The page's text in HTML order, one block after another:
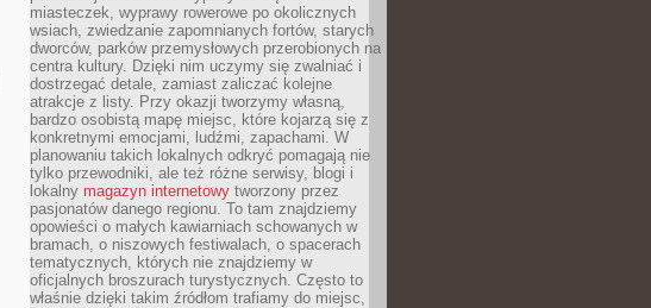
miasteczek, wyprawy rowerowe po okolicznych
wsiach, zwiedzanie zapomnianych fortów, starych
dworców, parków przemysłowych przerobionych na
centra kultury. Dzięki nim uczymy się zwalniać i
dostrzegać detale, zamiast zaliczać kolejne
atrakcje z listy. Przy okazji tworzymy własną,
bardzo osobistą mapę miejsc, które kojarzą się z
konkretnymi emocjami, ludźmi, zapachami. W
planowaniu takich lokalnych odkryć pomagają nie
tylko przewodniki, ale też różne serwisy, blogi i
lokalny magazyn internetowy tworzony przez
pasjonatów danego regionu. To tam znajdziemy
opowieści o małych kawiarniach schowanych w
bramach, o niszowych festiwalach, o spacerach
tematycznych, których nie znajdziemy w
oficjalnych broszurach turystycznych. Często to
właśnie dzięki takim źródłom trafiamy do miejsc,